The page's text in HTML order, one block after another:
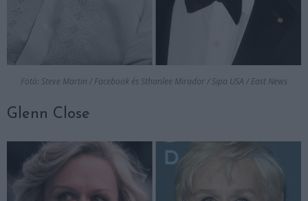
Fotó: Steve Martin / Facebook és Sthanlee Mirador / Sipa USA / East News
Glenn Close